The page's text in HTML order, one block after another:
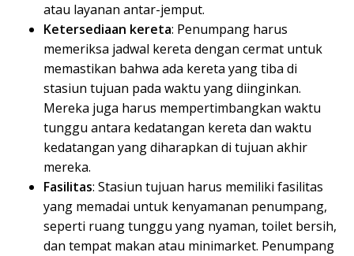
atau layanan antar-jemput.
Ketersediaan kereta: Penumpang harus
memeriksa jadwal kereta dengan cermat untuk
memastikan bahwa ada kereta yang tiba di
stasiun tujuan pada waktu yang diinginkan.
Mereka juga harus mempertimbangkan waktu
tunggu antara kedatangan kereta dan waktu
kedatangan yang diharapkan di tujuan akhir
mereka.
Fasilitas: Stasiun tujuan harus memiliki fasilitas
yang memadai untuk kenyamanan penumpang,
seperti ruang tunggu yang nyaman, toilet bersih,
dan tempat makan atau minimarket. Penumpang